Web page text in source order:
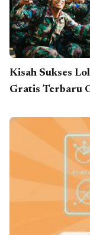
Kisah Sukses
Gratis Terbaru